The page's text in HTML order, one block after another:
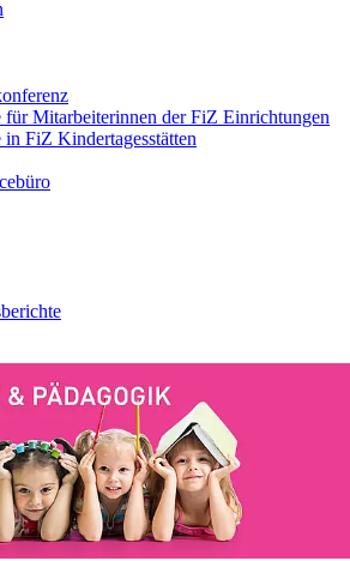
für Mitarbeiterinnen der FiZ Einrichtungen
in FiZ Kindertagesstätten